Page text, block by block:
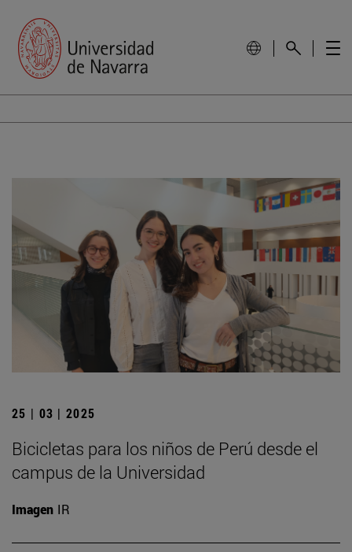
25 | 03 | 2025
Bicicletas para los niños de Perú desde el
campus de la Universidad
Imagen IR